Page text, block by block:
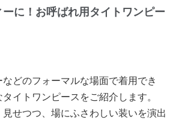
に！お呼ばれ用タイトワンピー
どのフォーマルな場面で着用でき
イトワンピースをご紹介します。
せつつ、場にふさわしい装いを演出